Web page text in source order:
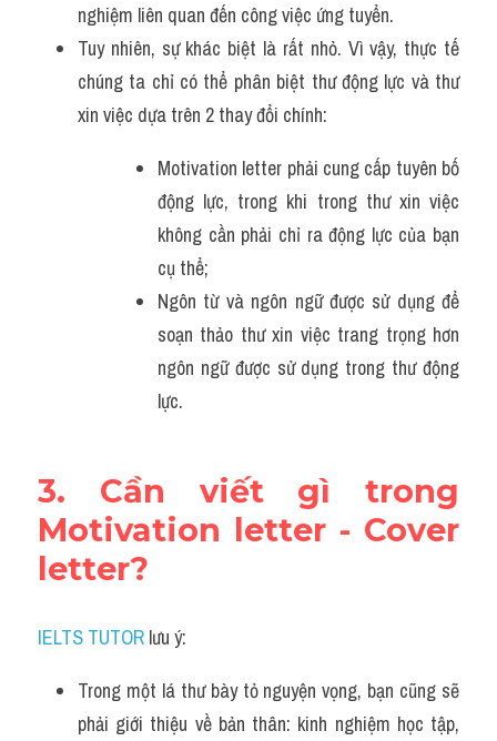
nghiệm liên quan đến công việc ứng tuyển.
Tuy nhiên, sự khác biệt là rất nhỏ. Vì vậy, thực tế
chúng ta chỉ có thể phân biệt thư động lực và thư
xin việc dựa trên 2 thay đổi chính:
Motivation letter phải cung cấp tuyên bố
động lực, trong khi trong thư xin việc
không cần phải chỉ ra động lực của bạn
cụ thể;
Ngôn từ và ngôn ngữ được sử dụng để
soạn thảo thư xin việc trang trọng hơn
ngôn ngữ được sử dụng trong thư động
lực.
3. Cần viết gì trong
Motivation letter - Cover
letter?
IELTS TUTOR lưu ý:
Trong một lá thư bày tỏ nguyện vọng, bạn cũng sẽ
phải giới thiệu về bản thân: kinh nghiệm học tập,